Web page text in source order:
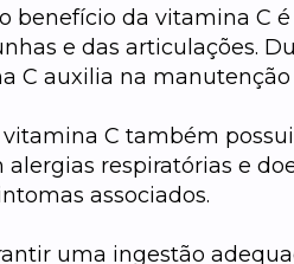
benefício da vitamina C
e das articulações.
C auxilia na
C também
respiratórias e
associados.
uma ingestão